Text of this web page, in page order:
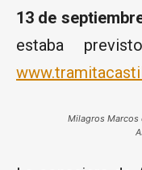
13 de
estaba
Milagros Marcos